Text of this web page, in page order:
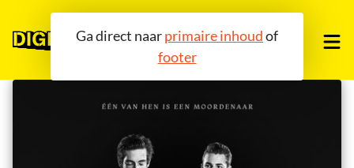
Ga direct naarprimaire inhoudof
footer
OVER ONS
COMMUNITY